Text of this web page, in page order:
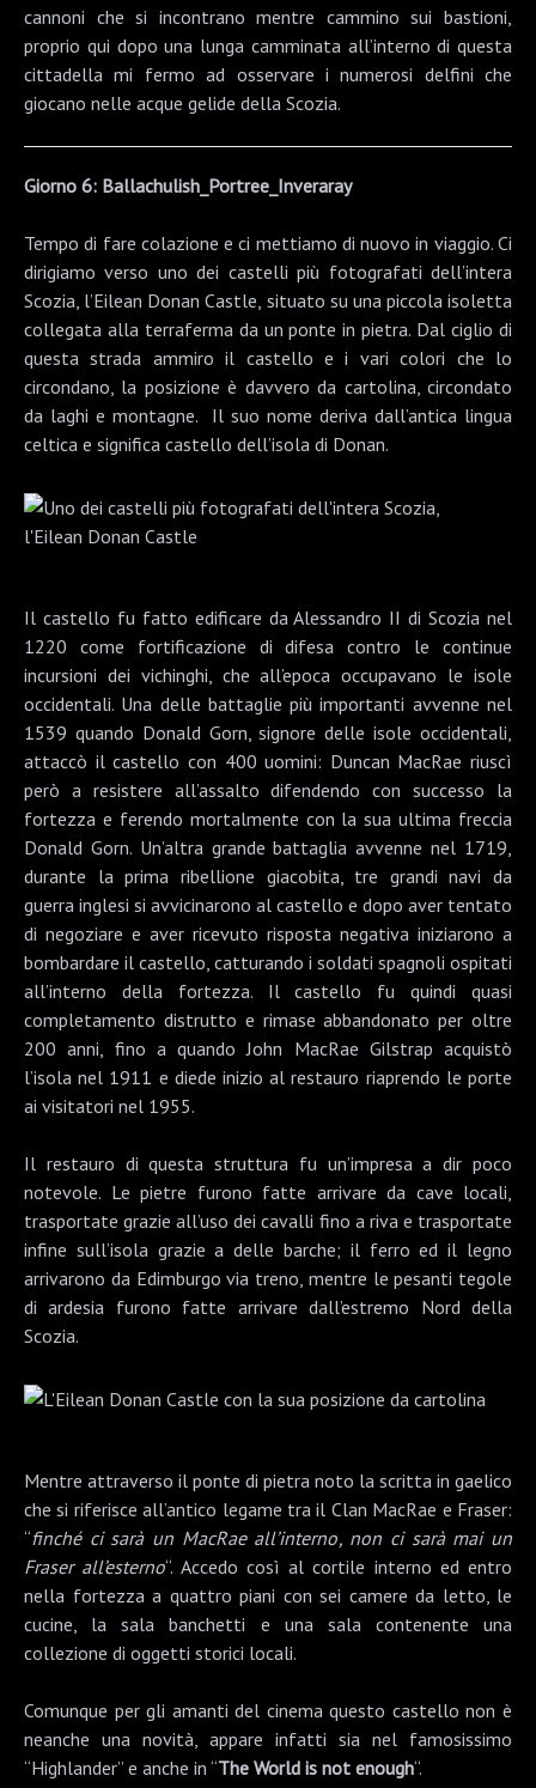
cannoni che si incontrano mentre cammino sui bastioni,
proprio qui dopo una lunga camminata all’interno di questa
cittadella mi fermo ad osservare i numerosi delfini che
giocano nelle acque gelide della Scozia.
Giorno 6: Ballachulish_Portree_Inveraray
Tempo di fare colazione e ci mettiamo di nuovo in viaggio. Ci
dirigiamo verso uno dei castelli più fotografati dell’intera
Scozia, l’Eilean Donan Castle, situato su una piccola isoletta
collegata alla terraferma da un ponte in pietra. Dal ciglio di
questa strada ammiro il castello e i vari colori che lo
circondano, la posizione è davvero da cartolina, circondato
da laghi e montagne. Il suo nome deriva dall’antica lingua
celtica e significa castello dell’isola di Donan.
Il castello fu fatto edificare da Alessandro II di Scozia nel
1220 come fortificazione di difesa contro le continue
incursioni dei vichinghi, che all’epoca occupavano le isole
occidentali. Una delle battaglie più importanti avvenne nel
1539 quando Donald Gorn, signore delle isole occidentali,
attaccò il castello con 400 uomini: Duncan MacRae riuscì
però a resistere all’assalto difendendo con successo la
fortezza e ferendo mortalmente con la sua ultima freccia
Donald Gorn. Un’altra grande battaglia avvenne nel 1719,
durante la prima ribellione giacobita, tre grandi navi da
guerra inglesi si avvicinarono al castello e dopo aver tentato
di negoziare e aver ricevuto risposta negativa iniziarono a
bombardare il castello, catturando i soldati spagnoli ospitati
all’interno della fortezza. Il castello fu quindi quasi
completamento distrutto e rimase abbandonato per oltre
200 anni, fino a quando John MacRae Gilstrap acquistò
l’isola nel 1911 e diede inizio al restauro riaprendo le porte
ai visitatori nel 1955.
Il restauro di questa struttura fu un’impresa a dir poco
notevole. Le pietre furono fatte arrivare da cave locali,
trasportate grazie all’uso dei cavalli fino a riva e trasportate
infine sull’isola grazie a delle barche; il ferro ed il legno
arrivarono da Edimburgo via treno, mentre le pesanti tegole
di ardesia furono fatte arrivare dall’estremo Nord della
Scozia.
Mentre attraverso il ponte di pietra noto la scritta in gaelico
che si riferisce all’antico legame tra il Clan MacRae e Fraser:
“finché ci sarà un MacRae all’interno, non ci sarà mai un
Fraser all’esterno“. Accedo così al cortile interno ed entro
nella fortezza a quattro piani con sei camere da letto, le
cucine, la sala banchetti e una sala contenente una
collezione di oggetti storici locali.
Comunque per gli amanti del cinema questo castello non è
neanche una novità, appare infatti sia nel famosissimo
“Highlander” e anche in “The World is not enough“.